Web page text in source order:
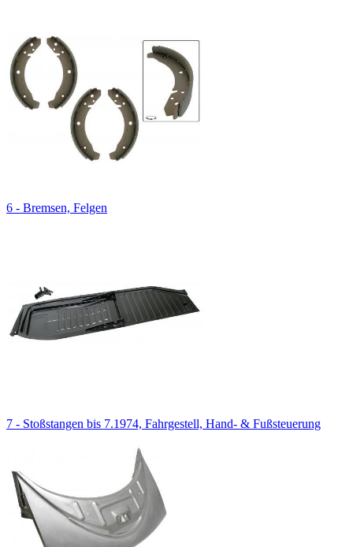
6 - Bremsen, Felgen
7 - Stoßstangen bis 7.1974, Fahrgestell, Hand- & Fußsteuerung